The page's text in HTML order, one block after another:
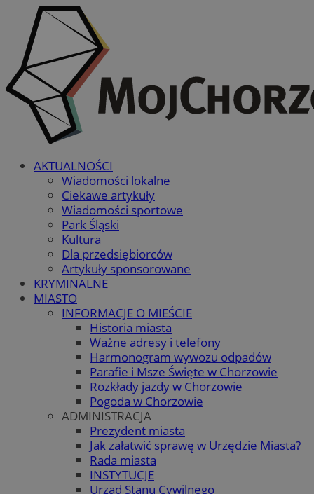
AKTUALNOŚCI
Wiadomości lokalne
Ciekawe artykuły
Wiadomości sportowe
Park Śląski
Kultura
Dla przedsiębiorców
Artykuły sponsorowane
KRYMINALNE
MIASTO
INFORMACJE O MIEŚCIE
Historia miasta
Ważne adresy i telefony
Harmonogram wywozu odpadów
Parafie i Msze Święte w Chorzowie
Rozkłady jazdy w Chorzowie
Pogoda w Chorzowie
ADMINISTRACJA
Prezydent miasta
Jak załatwić sprawę w Urzędzie Miasta?
Rada miasta
INSTYTUCJE
Urząd Stanu Cywilnego